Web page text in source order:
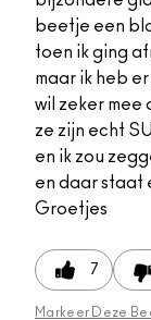
beetje een
toen ik ging
maar ik heb
wil zeker mee
ze zijn echt
en ik zou
en daar staat
Groetjes
7
Markeer Deze